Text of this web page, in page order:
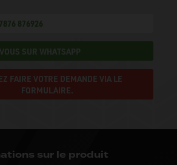
876926
SUR WHATSAPP
FAIRE VOTRE DEMANDE VIA LE
FORMULAIRE.
sur le produit